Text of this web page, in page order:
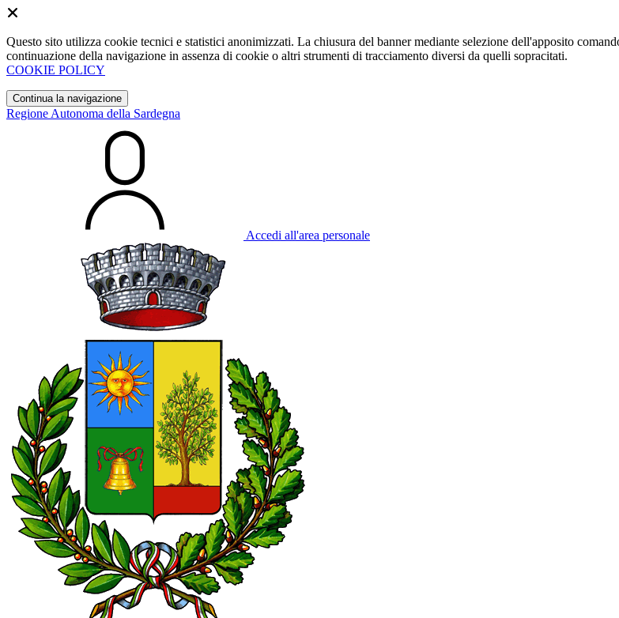
Questo sito utilizza cookie tecnici e statistici anonimizzati. La chiusura del banner mediante selezione dell'apposito
continuazione della navigazione in assenza di cookie o altri strumenti di tracciamento diversi da quelli sopracitati.
COOKIE POLICY
Continua la navigazione
Regione Autonoma della Sardegna
Accedi all'area personale